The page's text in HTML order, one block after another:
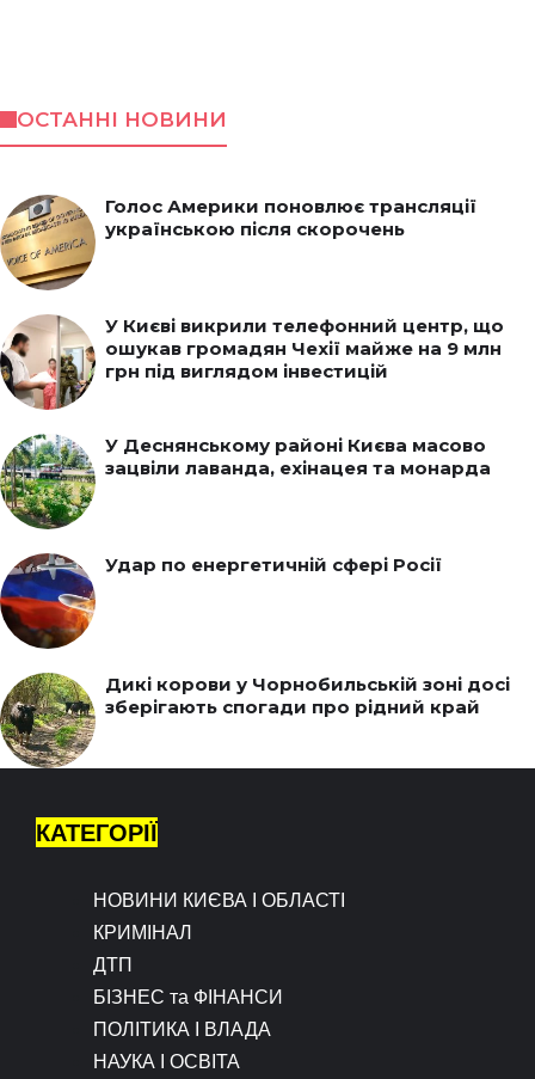
ОСТАННІ НОВИНИ
Голос Америки поновлює трансляції
українською після скорочень
У Києві викрили телефонний центр, що
ошукав громадян Чехії майже на 9 млн
грн під виглядом інвестицій
У Деснянському районі Києва масово
зацвіли лаванда, ехінацея та монарда
Удар по енергетичній сфері Росії
Дикі корови у Чорнобильській зоні досі
зберігають спогади про рідний край
КАТЕГОРІЇ
НОВИНИ КИЄВА І ОБЛАСТІ
КРИМІНАЛ
ДТП
БІЗНЕС та ФІНАНСИ
ПОЛІТИКА І ВЛАДА
НАУКА І ОСВІТА